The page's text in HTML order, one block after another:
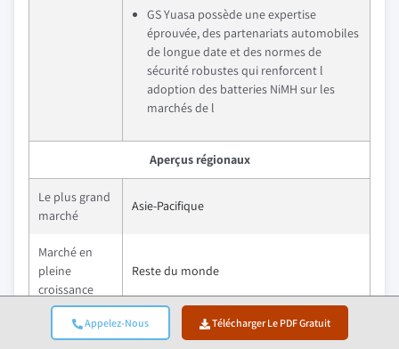
Appelez-Nous Télécharger Le PDF Gratuit
GS Yuasa possède une expertise
éprouvée, des partenariats automobiles
de longue date et des normes de
sécurité robustes qui renforcent l
adoption des batteries NiMH sur les
marchés de l
Aperçus régionaux
Le plus grand
marché
Asie-Pacifique
Marché en
pleine
croissance
Reste du monde
émergents
Canada, Italie, Japon et Inde